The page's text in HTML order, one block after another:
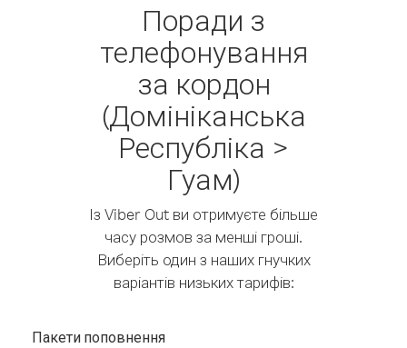
Поради з
телефонування
за кордон
(Домініканська
Республіка >
Гуам)
Із Viber Out ви отримуєте більше
часу розмов за менші гроші.
Виберіть один з наших гнучких
варіантів низьких тарифів:
Пакети поповнення